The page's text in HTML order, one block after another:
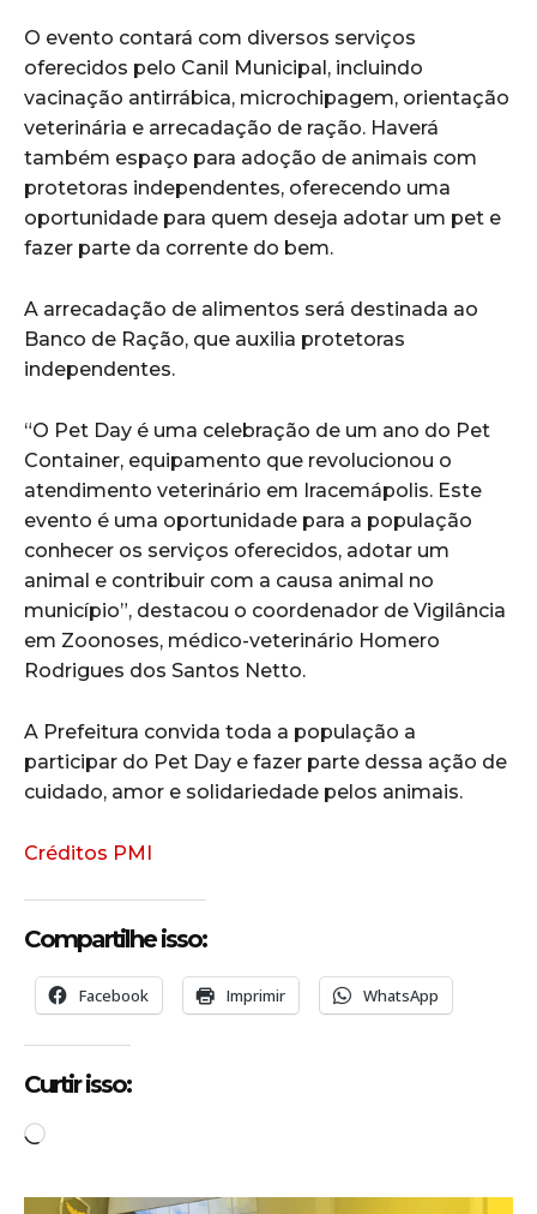
O evento contará com diversos serviços
oferecidos pelo Canil Municipal, incluindo
vacinação antirrábica, microchipagem, orientação
veterinária e arrecadação de ração. Haverá
também espaço para adoção de animais com
protetoras independentes, oferecendo uma
oportunidade para quem deseja adotar um pet e
fazer parte da corrente do bem.
A arrecadação de alimentos será destinada ao
Banco de Ração, que auxilia protetoras
independentes.
“O Pet Day é uma celebração de um ano do Pet
Container, equipamento que revolucionou o
atendimento veterinário em Iracemápolis. Este
evento é uma oportunidade para a população
conhecer os serviços oferecidos, adotar um
animal e contribuir com a causa animal no
município”, destacou o coordenador de Vigilância
em Zoonoses, médico-veterinário Homero
Rodrigues dos Santos Netto.
A Prefeitura convida toda a população a
participar do Pet Day e fazer parte dessa ação de
cuidado, amor e solidariedade pelos animais.
Créditos PMI
Compartilhe isso:
Facebook Imprimir WhatsApp
Curtir isso:
C
r